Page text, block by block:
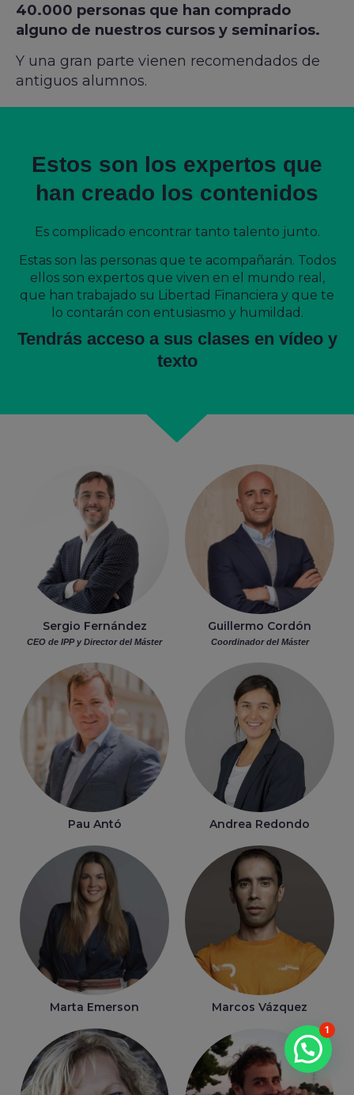
40.000 personas que han comprado
alguno de nuestros cursos y seminarios.
Y una gran parte vienen recomendados de
antiguos alumnos.
Estos son los expertos que
han creado los contenidos
Es complicado encontrar tanto talento junto.
Estas son las personas que te acompañarán. Todos
ellos son expertos que viven en el mundo real,
que han trabajado su Libertad Financiera y que te
lo contarán con entusiasmo y humildad.
Tendrás acceso a sus clases en vídeo y
texto
Sergio Fernández
CEO de IPP y Director del Máster
Guillermo Cordón
Coordinador del Máster
Pau Antó Andrea Redondo
Marta Emerson Marcos Vázquez
1